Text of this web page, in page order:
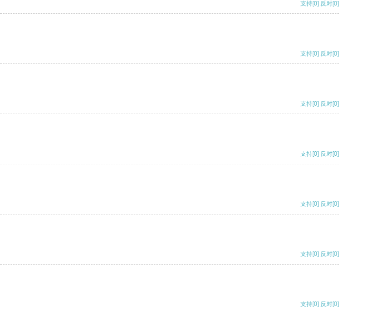
支持[0] 反对[0]
支持[0] 反对[0]
支持[0] 反对[0]
支持[0] 反对[0]
支持[0] 反对[0]
支持[0] 反对[0]
支持[0] 反对[0]